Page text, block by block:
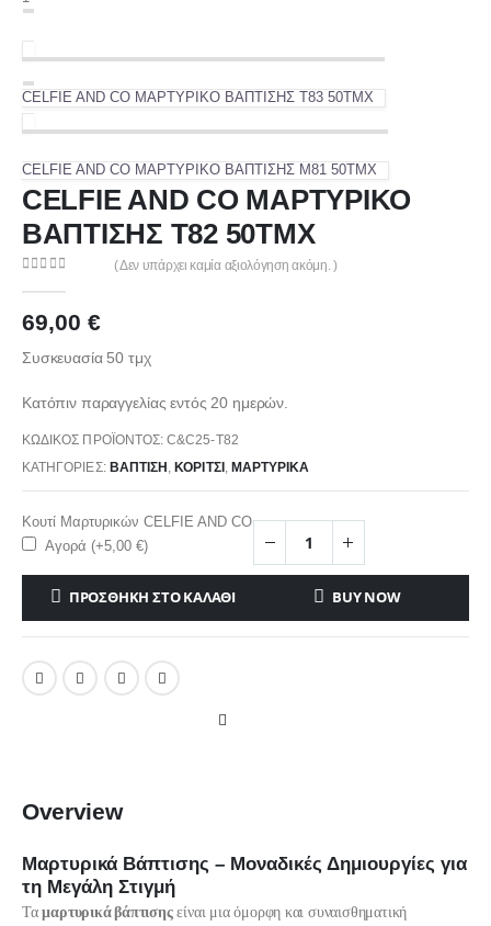
CELFIE AND CO ΜΑΡΤΥΡΙΚΟ ΒΑΠΤΙΣΗΣ T83 50TMX
CELFIE AND CO ΜΑΡΤΥΡΙΚΟ ΒΑΠΤΙΣΗΣ M81 50TMX
CELFIE AND CO ΜΑΡΤΥΡΙΚΟ
ΒΑΠΤΙΣΗΣ T82 50TMX
( Δεν υπάρχει καμία αξιολόγηση ακόμη. )
69,00 €
Συσκευασία 50 τμχ
Κατόπιν παραγγελίας εντός 20 ημερών.
ΚΩΔΙΚΌΣ ΠΡΟΪΌΝΤΟΣ:C&C25-T82
ΚΑΤΗΓΟΡΊΕΣ: ΒΑΠΤΙΣΗ ,ΚΟΡΊΤΣΙ, ΜΑΡΤΥΡΙΚΆ
Κουτί Μαρτυρικών CELFIE AND CO
Αγορά (+5,00 €)
ΠΡΟΣΘΉΚΗ ΣΤΟ ΚΑΛΆΘΙ BUY NOW
Overview
Μαρτυρικά Βάπτισης – Μοναδικές Δημιουργίες για
τη Μεγάλη Στιγμή
Ταμαρτυρικά βάπτισηςείναι μια όμορφη και συναισθηματική